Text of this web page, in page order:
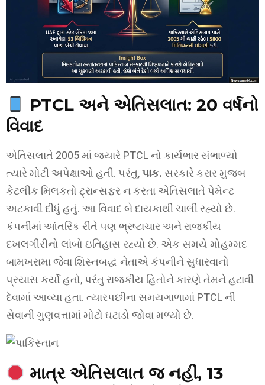
PTCL અને એતિસલાત: 20 વર્ષનો
વિવાદ
એતિસલાતે 2005 માં જ્યારે PTCL નો કાર્યભાર સંભાળ્યો
ત્યારે મોટી અપેક્ષાઓ હતી. પરંતુ,પાક. સરકારે કરાર મુજબ
કેટલીક મિલકતો ટ્રાન્સફર ન કરતા એતિસલાતે પેમેન્ટ
અટકાવી દીધું હતું. આ વિવાદ બે દાયકાથી ચાલી રહ્યો છે.
કંપનીમાં આંતરિક રીતે પણ ભ્રષ્ટાચાર અને રાજકીય
દખલગીરીનો લાંબો ઇતિહાસ રહ્યો છે. એક સમયે મોહમ્મદ
બામખરામા જેવા શિસ્તબદ્ધ નેતાએ કંપનીને સુધારવાનો
પ્રયાસ કર્યો હતો, પરંતુ રાજકીય હિતોને કારણે તેમને હટાવી
દેવામાં આવ્યા હતા. ત્યારપછીના સમયગાળામાં PTCL ની
સેવાની ગુણવત્તામાં મોટો ઘટાડો જોવા મળ્યો છે.
માત્ર એતિસલાત જ નહીં, 13